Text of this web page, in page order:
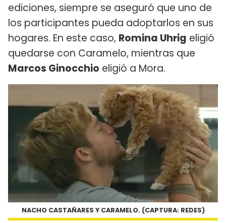
ediciones, siempre se aseguró que uno de
los participantes pueda adoptarlos en sus
hogares. En este caso, Romina Uhrig eligió
quedarse con Caramelo, mientras que
Marcos Ginocchio eligió a Mora.
NACHO CASTAÑARES Y CARAMELO. (CAPTURA: REDES)